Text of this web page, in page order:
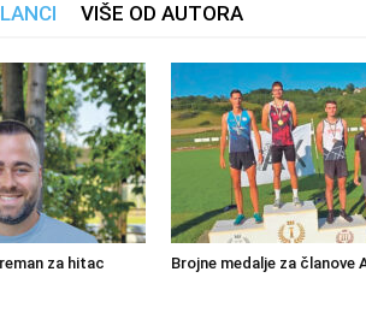
VIŠE OD AUTORA
za hitac
Brojne medalje za članove